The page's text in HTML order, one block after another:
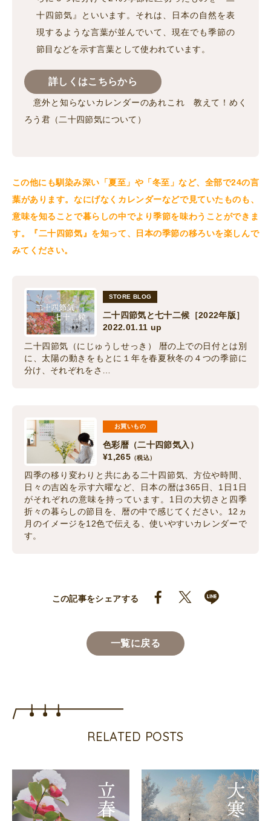
十四節気』といいます。それは、日本の自然を表
現するような言葉が並んでいて、現在でも季節の
節目などを示す言葉として使われています。
詳しくはこちらから
意外と知らないカレンダーのあれこれ 教えて！めく
ろう君（二十四節気について）
この他にも馴染み深い「夏至」や「冬至」など、全部で24の言
葉があります。なにげなくカレンダーなどで見ていたものも、
意味を知ることで暮らしの中でより季節を味わうことができま
す。『二十四節気』を知って、日本の季節の移ろいを楽しんで
みてください。
STORE BLOG
二十四節気と七十二候［2022年版］
2022.01.11 up
二十四節気（にじゅうしせっき） 暦の上での日付とは別
に、太陽の動きをもとに１年を春夏秋冬の４つの季節に
分け、それぞれをさ…
お買いもの
色彩暦（二十四節気入）
¥1,265 （税込）
四季の移り変わりと共にある二十四節気、方位や時間、
日々の吉凶を示す六曜など、日本の暦は365日、1日1日
がそれぞれの意味を持っています。1日の大切さと四季
折々の暮らしの節目を、暦の中で感じてください。12ヵ
月のイメージを12色で伝える、使いやすいカレンダーで
す。
この記事をシェアする
一覧に戻る
RELATED POSTS